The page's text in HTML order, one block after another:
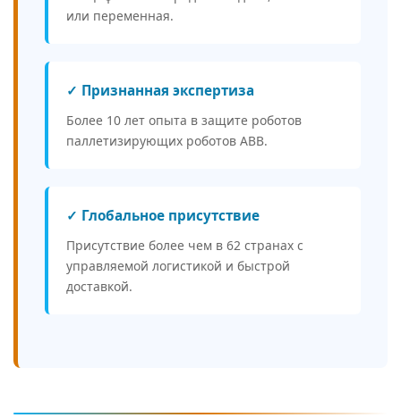
или переменная.
✓ Признанная экспертиза
Более 10 лет опыта в защите роботов
паллетизирующих роботов ABB.
✓ Глобальное присутствие
Присутствие более чем в 62 странах с
управляемой логистикой и быстрой
доставкой.